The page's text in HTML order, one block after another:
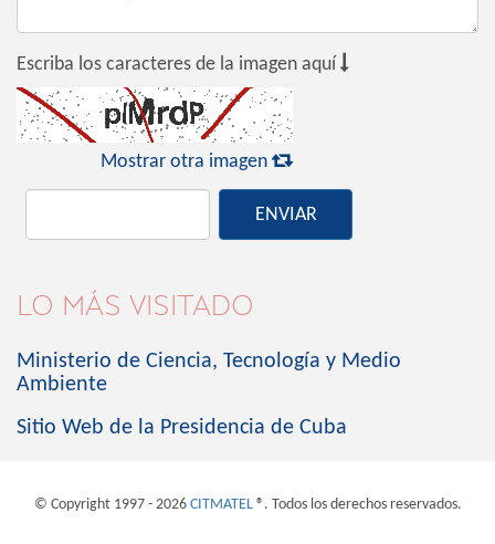
Escriba los caracteres de la imagen aquí 
Mostrar otra imagen 
ENVIAR
LO MÁS VISITADO
Ministerio de Ciencia, Tecnología y Medio
Ambiente
Sitio Web de la Presidencia de Cuba
© Copyright 1997 - 2026 CITMATEL®. Todos los derechos reservados.